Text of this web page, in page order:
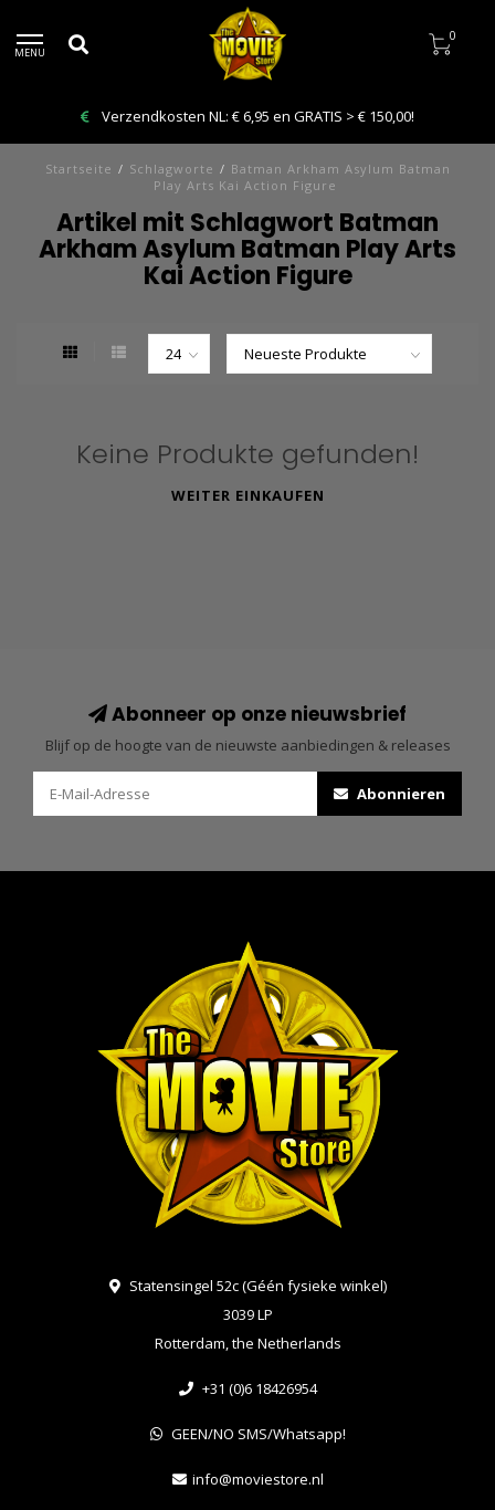
MENU
0
Verzendkosten NL: € 6,95 en GRATIS > € 150,00!
Startseite / Schlagworte / Batman Arkham Asylum Batman
Play Arts Kai Action Figure
Artikel mit Schlagwort Batman
Arkham Asylum Batman Play Arts
Kai Action Figure
Keine Produkte gefunden!
WEITER EINKAUFEN
Abonneer op onze nieuwsbrief
Blijf op de hoogte van de nieuwste aanbiedingen & releases
Abonnieren
Statensingel 52c (Géén fysieke winkel)
3039 LP
Rotterdam, the Netherlands
+31 (0)6 18426954
GEEN/NO SMS/Whatsapp!
info@moviestore.nl